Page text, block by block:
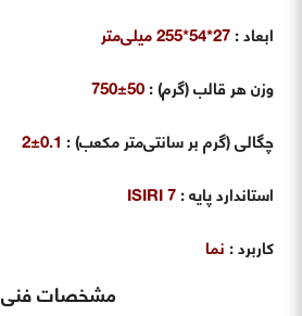
ابعاد :27*54*255 میلی‌متر
وزن هر قالب (گرم) :50±750
چگالی (گرم بر سانتی‌متر مکعب) : 0.1±2
استاندارد پایه :ISIRI 7
کاربرد :نما
مشخصات فنی